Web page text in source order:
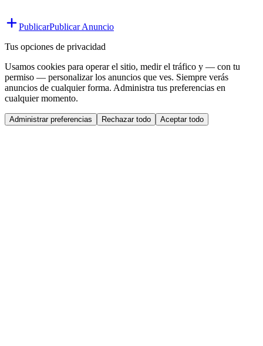
PublicarPublicar Anuncio
Tus opciones de privacidad
Usamos cookies para operar el sitio, medir el tráfico y — con tu
permiso — personalizar los anuncios que ves. Siempre verás
anuncios de cualquier forma. Administra tus preferencias en
cualquier momento.
Administrar preferencias Rechazar todo Aceptar todo